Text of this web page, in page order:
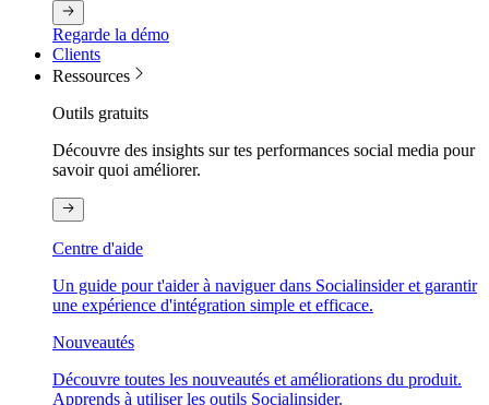
Regarde la démo
Clients
Ressources
Outils gratuits
Découvre des insights sur tes performances social media pour
savoir quoi améliorer.
Centre d'aide
Un guide pour t'aider à naviguer dans Socialinsider et garantir
une expérience d'intégration simple et efficace.
Nouveautés
Découvre toutes les nouveautés et améliorations du produit.
Apprends à utiliser les outils Socialinsider.